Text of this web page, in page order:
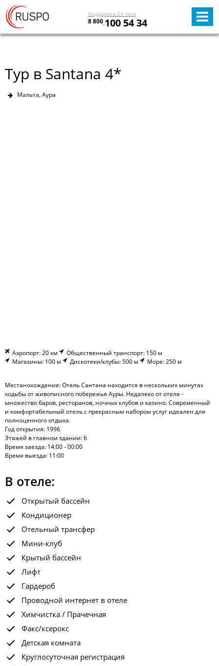
Поддержка 24 часа
8 800 100 54 34
Тур в Santana 4*
Мальта, Аура
Аэропорт: 20 км
Общественный транспорт: 150 м
Магазины: 100 м
Дискотеки/клубы: 500 м Море: 250 м
Местанохождение: Отель Сантана находится в нескольких минутах
ходьбы от живописного побережья Ауры. Недалеко от отеля -
множество баров, ресторанов, ночных клубов и казино. Современный
и комфортабельный отель с прекрасным набором услуг идеален для
полноценного отдыха.
Год открытия: 1996
Этажей в главном здании: 6
Время заезда: 14:00 - 00:00
Время выезда: 11:00
В отеле:
Открытый бассейн
Кондиционер
Отельный трансфер
Мини-клуб
Крытый бассейн
Лифт
Гардероб
Проводной интернет в отеле
Химчистка / Прачечная
Факс/ксерокс
Детская комната
Круглосуточная регистрация